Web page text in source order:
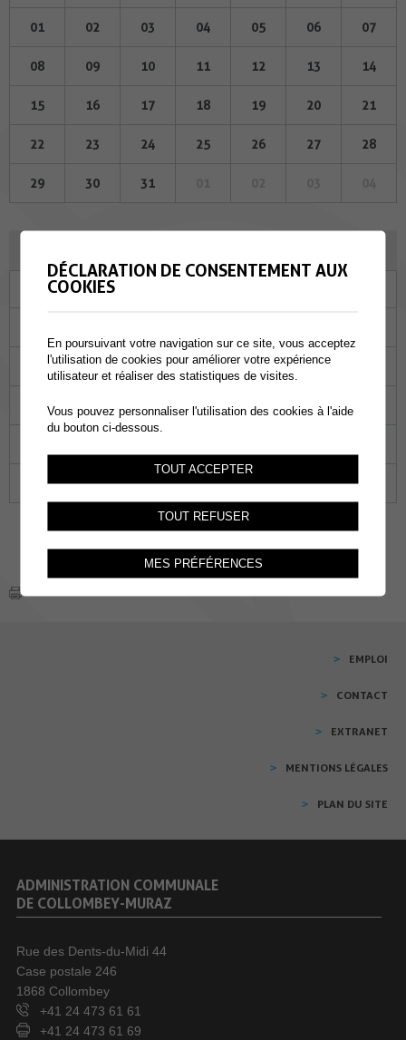
01 02 03 04 05 06 07
08 09 10 11 12 13 14
15 16 17 18 19 20 21
22 23 24 25 26 27 28
29 30 31
Ma
06 07 08 09 10
15 16 17
27 28 29 30 31
EMPLOI
CONTACT
EXTRANET
MENTIONS LÉGALES
PLAN DU SITE
ADMINISTRATION COMMUNALE
DE COLLOMBEY-MURAZ
Rue des Dents-du-Midi 44
Case postale 246
1868 Collombey
+41 24 473 61 61
+41 24 473 61 69
DÉCLARATION DE CONSENTEMENT AUX
COOKIES
En poursuivant votre navigation sur ce site, vous acceptez
l'utilisation de cookies pour améliorer votre expérience
utilisateur et réaliser des statistiques de visites.
Vous pouvez personnaliser l'utilisation des cookies à l'aide
du bouton ci-dessous.
TOUT ACCEPTER
TOUT REFUSER
MES PRÉFÉRENCES